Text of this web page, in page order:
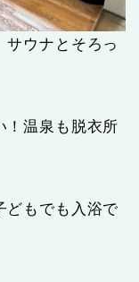
サウナとそろっ
！温泉も脱衣所
どもでも入浴で